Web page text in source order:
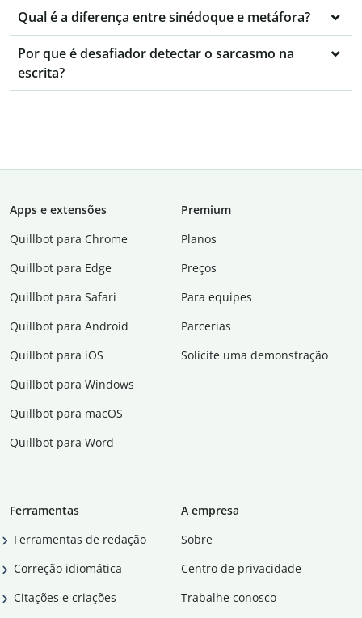
Qual é a diferença entre sinédoque e metáfora?
Por que é desafiador detectar o sarcasmo na
escrita?
Apps e extensões
Quillbot para Chrome
Quillbot para Edge
Quillbot para Safari
Quillbot para Android
Quillbot para iOS
Quillbot para Windows
Quillbot para macOS
Quillbot para Word
Premium
Planos
Preços
Para equipes
Parcerias
Solicite uma demonstração
Ferramentas
Ferramentas de redação
Correção idiomática
Citações e criações
A empresa
Sobre
Centro de privacidade
Trabalhe conosco